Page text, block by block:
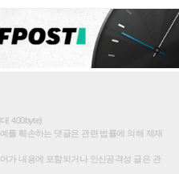
400byte)
를 훼손하는 댓글은 관련 법률에 의해 제재
가 내용에 포함되거나 인신공격성 글은 관